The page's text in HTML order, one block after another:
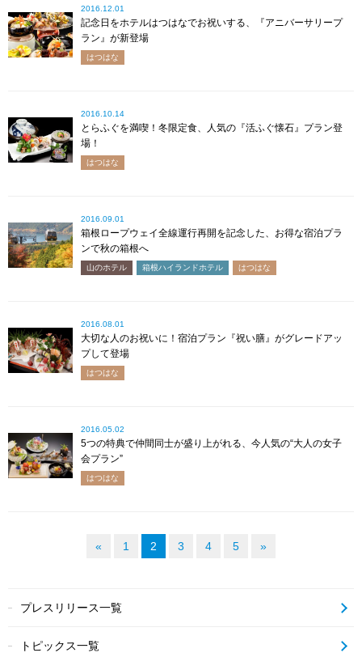
2016.12.01
記念日をホテルはつはなでお祝いする、『アニバーサリープ
ラン』が新登場
はつはな
2016.10.14
とらふぐを満喫！冬限定食、人気の『活ふぐ懐石』プラン登
場！
はつはな
2016.09.01
箱根ロープウェイ全線運行再開を記念した、お得な宿泊プラ
ンで秋の箱根へ
山のホテル 箱根ハイランドホテル はつはな
2016.08.01
大切な人のお祝いに！宿泊プラン『祝い膳』がグレードアッ
プして登場
はつはな
2016.05.02
5つの特典で仲間同士が盛り上がれる、今人気の“大人の女子
会プラン”
はつはな
« 1 2 3 4 5 »
プレスリリース一覧
トピックス一覧